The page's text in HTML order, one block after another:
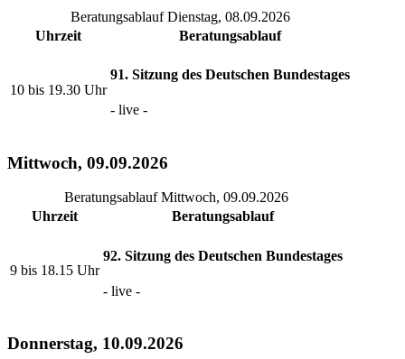
Beratungsablauf Dienstag, 08.09.2026
Uhrzeit
Beratungsablauf
10 bis 19.30 Uhr
91. Sitzung des Deutschen Bundestages
- live -
Mittwoch, 09.09.2026
Beratungsablauf Mittwoch, 09.09.2026
Uhrzeit
Beratungsablauf
9 bis 18.15 Uhr
92. Sitzung des Deutschen Bundestages
- live -
Donnerstag, 10.09.2026